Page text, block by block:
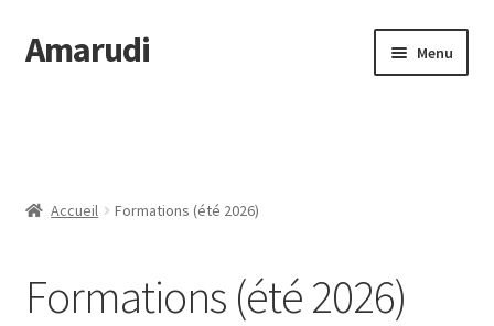
Aller
à
Aller
au
Amarudi Menu
Ateliers en ligne
Boutique
Accueil Formations (été 2026)
Formations (été 2026)